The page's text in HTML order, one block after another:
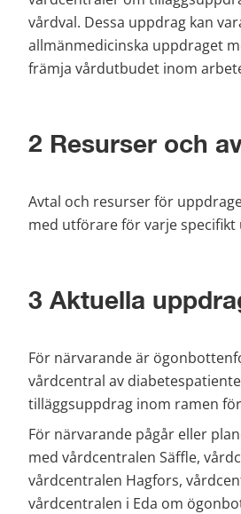
vårdval. Dessa uppdrag kan
allmänmedicinska uppdraget
främja vårdutbudet inom
2 Resurser och
Avtal och resurser för
med utförare för varje specifikt
3 Aktuella
För närvarande är
vårdcentral av
tilläggsuppdrag inom ramen
För närvarande pågår eller
med vårdcentralen Säffle,
vårdcentralen Hagfors,
vårdcentralen i Eda om